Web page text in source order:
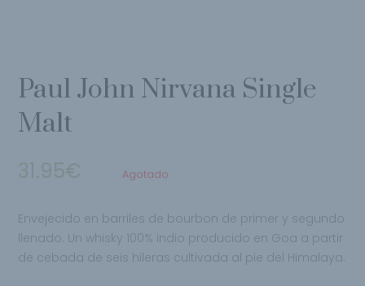
Paul John Nirvana Single
Malt
31.95€ Agotado
Envejecido en barriles de bourbon de primer y segundo
llenado. Un whisky 100% indio producido en Goa a partir
de cebada de seis hileras cultivada al pie del Himalaya.